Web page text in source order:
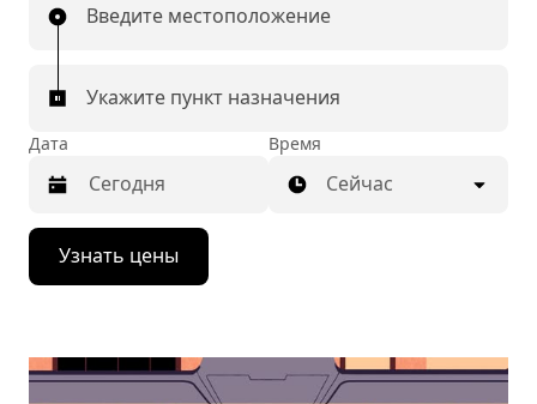
Введите местоположение
Укажите пункт назначения
Дата
Нажмите
стрелку
вниз,
календарю
Время
Сейчас
Узнать цены